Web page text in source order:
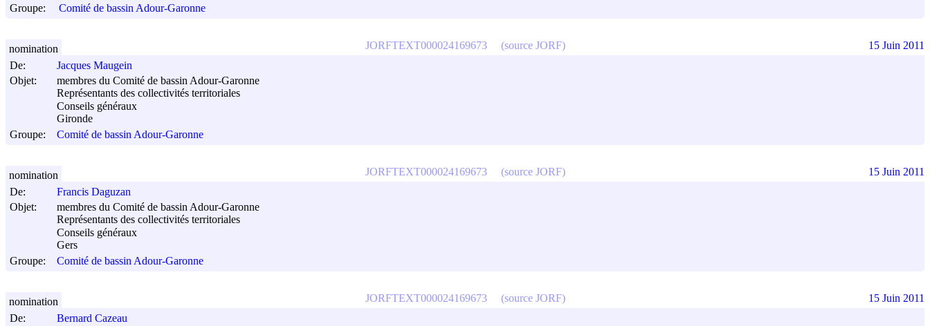
Groupe:
Comité de bassin Adour-Garonne
De:
Jacques Maugein
Objet:
membres du Comité de bassin Adour-Garonne
Représentants des collectivités territoriales
Conseils généraux
Gironde
Groupe:
Comité de bassin Adour-Garonne
JORFTEXT000024169673 (source JORF)
nomination 15 Juin 2011
De:
Francis Daguzan
Objet:
membres du Comité de bassin Adour-Garonne
Représentants des collectivités territoriales
Conseils généraux
Gers
Groupe:
Comité de bassin Adour-Garonne
JORFTEXT000024169673 (source JORF)
nomination 15 Juin 2011
De:
Bernard Cazeau
JORFTEXT000024169673 (source JORF)
nomination 15 Juin 2011